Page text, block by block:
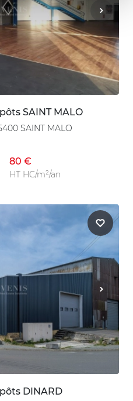
SAINT MALO
SAINT MALO
80 €
HT HC/m²/an
DINARD